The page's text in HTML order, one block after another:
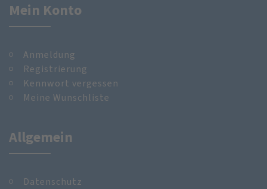
Mein Konto
Anmeldung
Registrierung
Kennwort vergessen
Meine Wunschliste
Allgemein
Datenschutz